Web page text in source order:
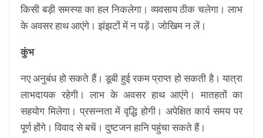
किसी बड़ी समस्या का हल निकलेगा। व्यवसाय ठीक चलेगा। लाभ
के अवसर हाथ आएंगे। झंझटों में न पड़ें। जोखिम न लें।
कुंभ
नए अनुबंध हो सकते हैं। डूबी हुई रकम प्राप्त हो सकती है। यात्रा
लाभदायक रहेगी। लाभ के अवसर हाथ आएंगे। मातहतों का
सहयोग मिलेगा। प्रसन्नता में वृद्धि होगी। अपेक्षित कार्य समय पर
पूर्ण होंगे। विवाद से बचें। दुष्टजन हानि पहुंचा सकते हैं।